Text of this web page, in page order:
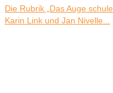
Die Rubrik „Das Auge
Karin Link und Jan Nivelle...